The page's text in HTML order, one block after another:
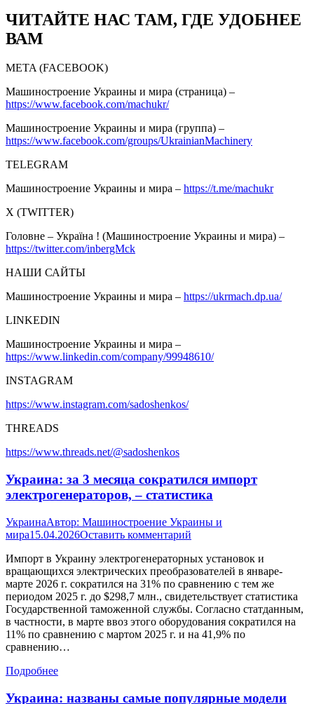
ЧИТАЙТЕ НАС ТАМ, ГДЕ УДОБНЕЕ
ВАМ
META (FACEBOOK)
Машиностроение Украины и мира (страница) –
https://www.facebook.com/machukr/
Машиностроение Украины и мира (группа) –
https://www.facebook.com/groups/UkrainianMachinery
TELEGRAM
Машиностроение Украины и мира – https://t.me/machukr
Х (TWITTER)
Головне – Україна ! (Машиностроение Украины и мира) –
https://twitter.com/inbergMck
НАШИ САЙТЫ
Машиностроение Украины и мира – https://ukrmach.dp.ua/
LINKEDIN
Машиностроение Украины и мира –
https://www.linkedin.com/company/99948610/
INSTAGRAM
https://www.instagram.com/sadoshenkos/
THREADS
https://www.threads.net/@sadoshenkos
Украина: за 3 месяца сократился импорт
электрогенераторов, – статистика
УкраинаАвтор: Машиностроение Украины и
мира15.04.2026Оставить комментарий
Импорт в Украину электрогенераторных установок и
вращающихся электрических преобразователей в январе-
марте 2026 г. сократился на 31% по сравнению с тем же
периодом 2025 г. до $298,7 млн., свидетельствует статистика
Государственной таможенной службы. Согласно статданным,
в частности, в марте ввоз этого оборудования сократился на
11% по сравнению с мартом 2025 г. и на 41,9% по
сравнению…
Подробнее
Украина: названы самые популярные модели